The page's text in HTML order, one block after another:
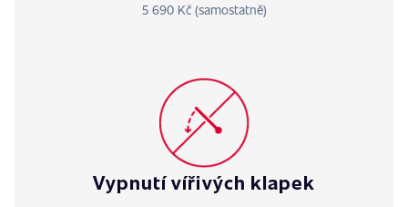
5 690 Kč (samostatně)
Vypnutí vířivých klapek